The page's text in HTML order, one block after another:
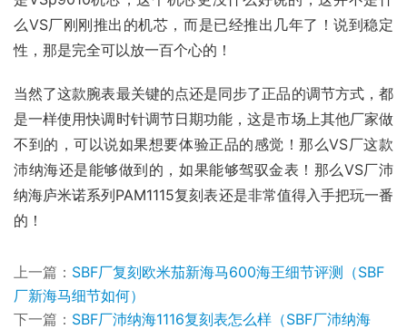
么VS厂刚刚推出的机芯，而是已经推出几年了！说到稳定
性，那是完全可以放一百个心的！
当然了这款腕表最关键的点还是同步了正品的调节方式，都
是一样使用快调时针调节日期功能，这是市场上其他厂家做
不到的，可以说如果想要体验正品的感觉！那么VS厂这款
沛纳海还是能够做到的，如果能够驾驭金表！那么VS厂沛
纳海庐米诺系列PAM1115复刻表还是非常值得入手把玩一番
的！
上一篇： SBF厂复刻欧米茄新海马600海王细节评测（SBF
厂新海马细节如何）
下一篇： SBF厂沛纳海1116复刻表怎么样（SBF厂沛纳海